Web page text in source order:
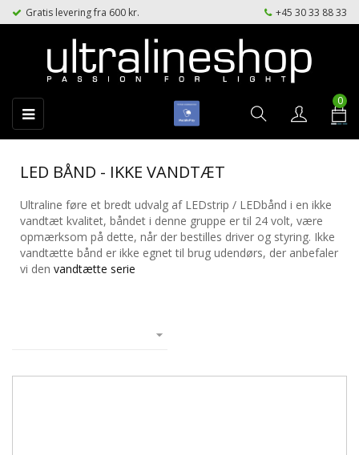
Gratis levering fra 600 kr. +45 30 33 88 33
Toggle
navigation
☰
0
LED BÅND - IKKE VANDTÆT
Ultraline føre et bredt udvalg af LEDstrip / LEDbånd i en ikke
vandtæt kvalitet, båndet i denne gruppe er til 24 volt, være
opmærksom på dette, når der bestilles driver og styring. Ikke
vandtætte bånd er ikke egnet til brug udendørs, der anbefaler
vi den vandtætte serie
